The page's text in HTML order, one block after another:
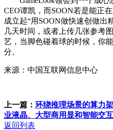
CEO谭凯，而SOON若是能正
成立起“用SOON做快速创做出
几天时间，或者上传几张参
艺，当脚色碰着球的时候，你
分。
来源：中国互联网信息中心
上一篇： 环绕推理场景的算力
业液晶、大型商用显和智能交互
返回列表